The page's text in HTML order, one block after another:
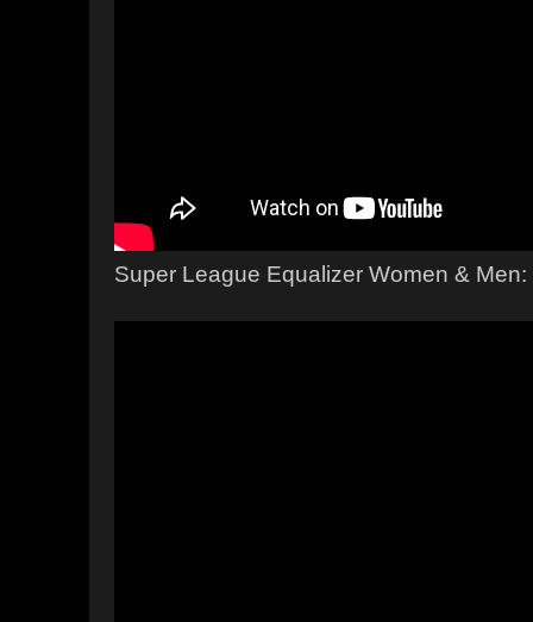
Super League Equalizer Women & Men: